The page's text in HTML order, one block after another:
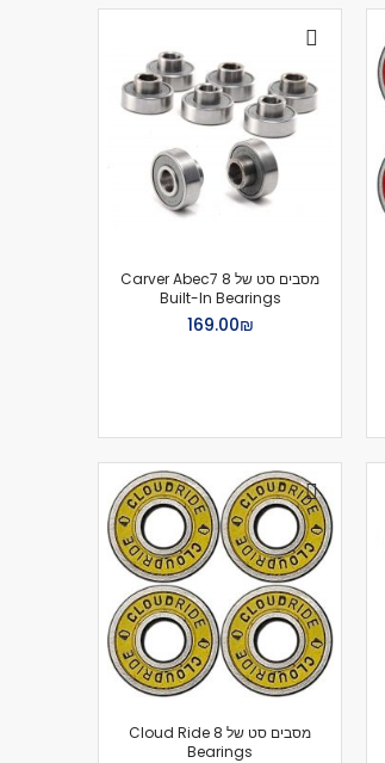
מסבים סט של 8 Carver Abec7
Built-In Bearings
₪‏169.00
מסבים סט של 8 Cloud Ride
Bearings